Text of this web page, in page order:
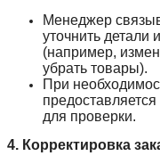
Менеджер
уточнить детали
(например,
убрать товары).
При
для проверки.
4. Корректировка